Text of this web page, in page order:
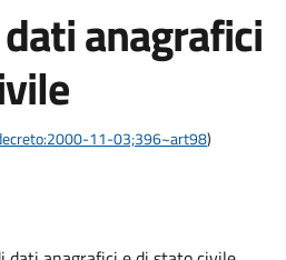
anagrafici
11-03;396~art98)